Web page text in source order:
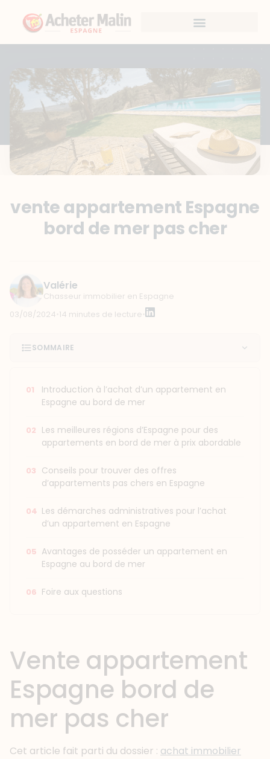
vente appartement Espagne
bord de mer pas cher
Valérie
Chasseur immobilier en Espagne
03/08/2024 14 minutes de lecture
SOMMAIRE
Introduction à l’achat d’un appartement en
Espagne au bord de mer
Les meilleures régions d’Espagne pour des
appartements en bord de mer à prix abordable
Conseils pour trouver des offres
d’appartements pas chers en Espagne
Les démarches administratives pour l’achat
d’un appartement en Espagne
Avantages de posséder un appartement en
Espagne au bord de mer
Foire aux questions
Vente appartement
Espagne bord de
mer pas cher
Cet article fait parti du dossier : achat immobilier